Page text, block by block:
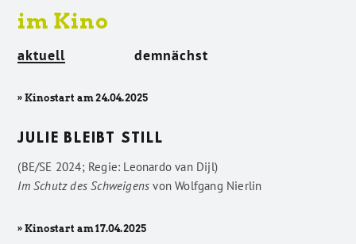
im Kino
aktuell demnächst
» Kinostart am 24.04.2025
JULIE BLEIBT STILL
(BE/SE 2024; Regie: Leonardo van Dijl)
Im Schutz des Schweigens vonWolfgang Nierlin
» Kinostart am 17.04.2025